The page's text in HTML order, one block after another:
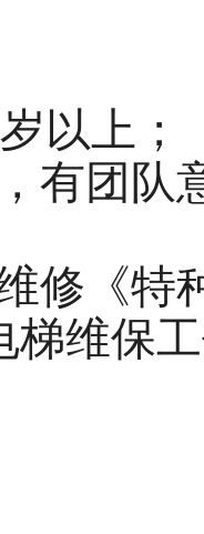
以上；
有团队
修《特
梯维保